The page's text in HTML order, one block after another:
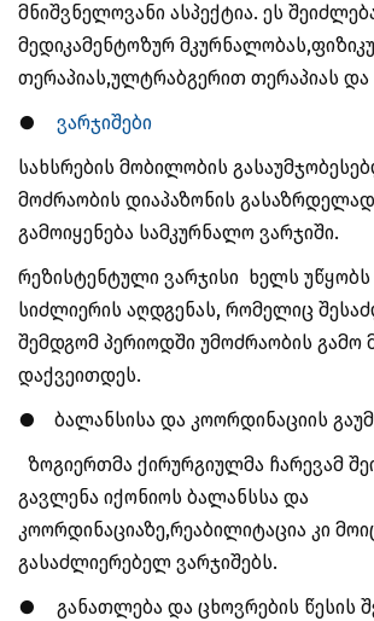
მნიშვნელოვანი ასპექტია. ეს
მედიკამენტოზურ
თერაპიას,ულტრაბგერით თერაპიას და
●
ვარჯიშები
სახსრების მობილობის
მოძრაობის დიაპაზონის
გამოიყენება სამკურნალო ვარჯიში.
რეზისტენტული ვარჯისი ხელს უწყობს
სიძლიერის აღდგენას, რომელიც
შემდგომ პერიოდში უმოძრაობის გამო
დაქვეითდეს.
● ბალანსისა და კოორდინაციის
ზოგიერთმა ქირურგიულმა ჩარევამ
გავლენა იქონიოს ბალანსსა და
კოორდინაციაზე,რეაბილიტაცია კი
გასაძლიერებელ ვარჯიშებს.
●
განათლება და ცხოვრების წესის